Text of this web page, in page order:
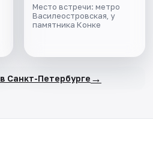
Место встречи: метро
Василеостровская, у
памятника Конке
Санкт-Петербурге →